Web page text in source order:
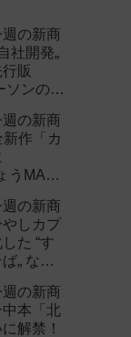
の新商
社開発„
販
ソンの激
の新商
作「カ
うMAX„
の新商
しカプ
た “す
„ など
の新商
本「北
解禁！